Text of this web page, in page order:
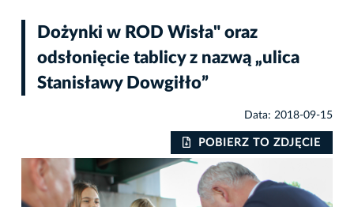
Dożynki w ROD Wisła" oraz
odsłonięcie tablicy z nazwą „ulica
Stanisławy Dowgiłło”
Data: 2018-09-15
POBIERZ TO ZDJĘCIE